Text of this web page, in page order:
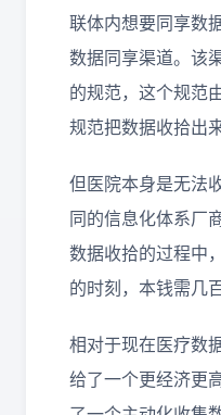
联体内想要同享数
数据同享渠道。该
的规范，这个规范
规范把数据收拾出来
但医院本身是无法
同的信息化体系厂
数据收拾的过程中
的时刻，本钱需几
相对于现在医疗数
给了一个更经济更